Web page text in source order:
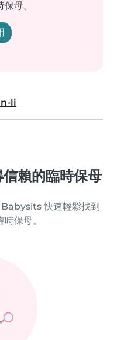
母。
li
賴的臨時保母
快速輕鬆找到
保母。